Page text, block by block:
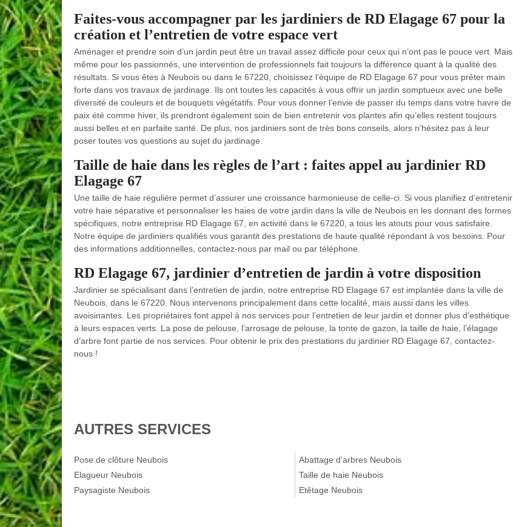
Faites-vous accompagner par les jardiniers de RD Elagage 67 pour la
création et l’entretien de votre espace vert
Aménager et prendre soin d’un jardin peut être un travail assez difficile pour ceux qui n’ont pas le pouce vert. Mais
même pour les passionnés, une intervention de professionnels fait toujours la différence quant à la qualité des
résultats. Si vous êtes à Neubois ou dans le 67220, choisissez l’équipe de RD Elagage 67 pour vous prêter main
forte dans vos travaux de jardinage. Ils ont toutes les capacités à vous offrir un jardin somptueux avec une belle
diversité de couleurs et de bouquets végétatifs. Pour vous donner l’envie de passer du temps dans votre havre de
paix été comme hiver, ils prendront également soin de bien entretenir vos plantes afin qu’elles restent toujours
aussi belles et en parfaite santé. De plus, nos jardiniers sont de très bons conseils, alors n’hésitez pas à leur
poser toutes vos questions au sujet du jardinage.
Taille de haie dans les règles de l’art : faites appel au jardinier RD
Elagage 67
Une taille de haie régulière permet d’assurer une croissance harmonieuse de celle-ci. Si vous planifiez d’entretenir
votre haie séparative et personnaliser les haies de votre jardin dans la ville de Neubois en les donnant des formes
spécifiques, notre entreprise RD Elagage 67, en activité dans le 67220, a tous les atouts pour vous satisfaire.
Notre équipe de jardiniers qualifiés vous garantit des prestations de haute qualité répondant à vos besoins. Pour
des informations additionnelles, contactez-nous par mail ou par téléphone.
RD Elagage 67, jardinier d’entretien de jardin à votre disposition
Jardinier se spécialisant dans l’entretien de jardin, notre entreprise RD Elagage 67 est implantée dans la ville de
Neubois, dans le 67220. Nous intervenons principalement dans cette localité, mais aussi dans les villes
avoisinantes. Les propriétaires font appel à nos services pour l’entretien de leur jardin et donner plus d’esthétique
à leurs espaces verts. La pose de pelouse, l’arrosage de pelouse, la tonte de gazon, la taille de haie, l’élagage
d’arbre font partie de nos services. Pour obtenir le prix des prestations du jardinier RD Elagage 67, contactez-
nous !
AUTRES SERVICES
Pose de clôture Neubois
Elagueur Neubois
Paysagiste Neubois
Abattage d'arbres Neubois
Taille de haie Neubois
Etêtage Neubois